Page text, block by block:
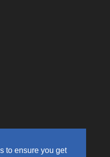
to ensure you get